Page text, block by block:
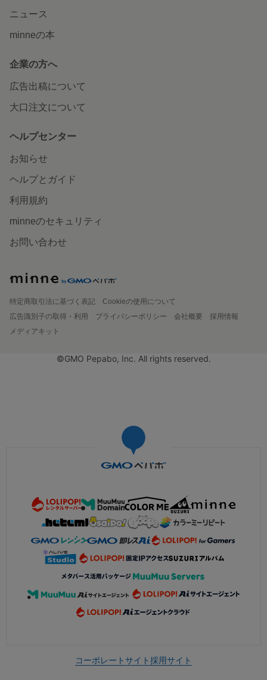
ニュース
minneの本
企業の方へ
広告出稿について
大口注文について
ヘルプセンター
お知らせ
ヘルプとガイド
利用規約
minneのセキュリティ
お問い合わせ
特定商取引法に基づく表記
Cookieの使用について
広告識別子の取得・利用
プライバシーポリシー 会社概要
採用情報
メディアキット
©GMO Pepabo, Inc. All rights reserved.
コーポレートサイト採用サイト